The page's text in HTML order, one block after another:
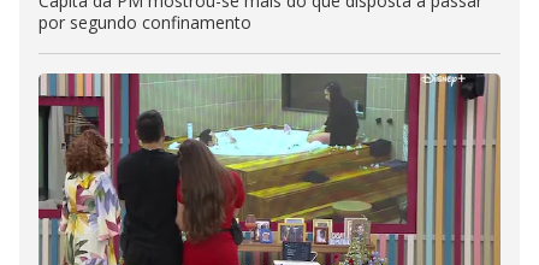
por segundo confinamento